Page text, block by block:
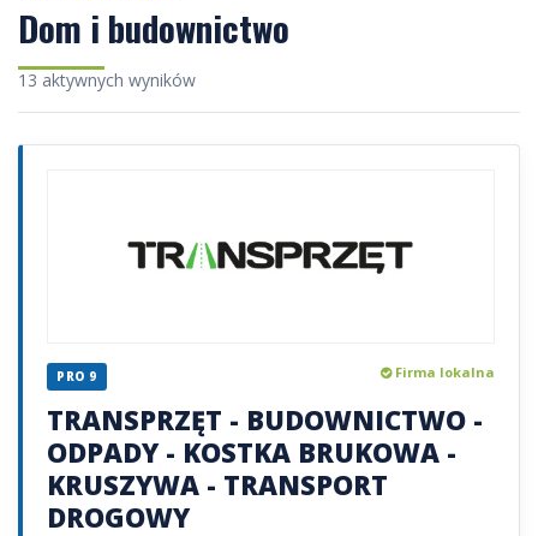
Dom i budownictwo
13 aktywnych wyników
PRO 9 Firma lokalna
TRANSPRZĘT - BUDOWNICTWO -
ODPADY - KOSTKA BRUKOWA -
KRUSZYWA - TRANSPORT
DROGOWY